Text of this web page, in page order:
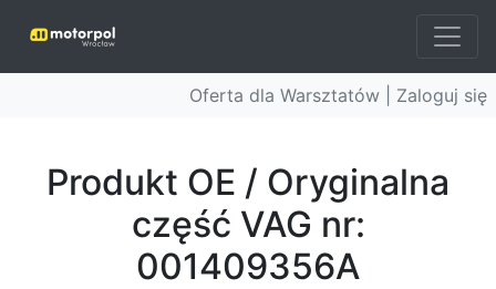
Oferta dla Warsztatów | Zaloguj się
Produkt OE / Oryginalna
część VAG nr:
001409356A